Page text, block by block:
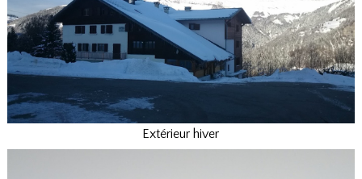
Extérieur hiver